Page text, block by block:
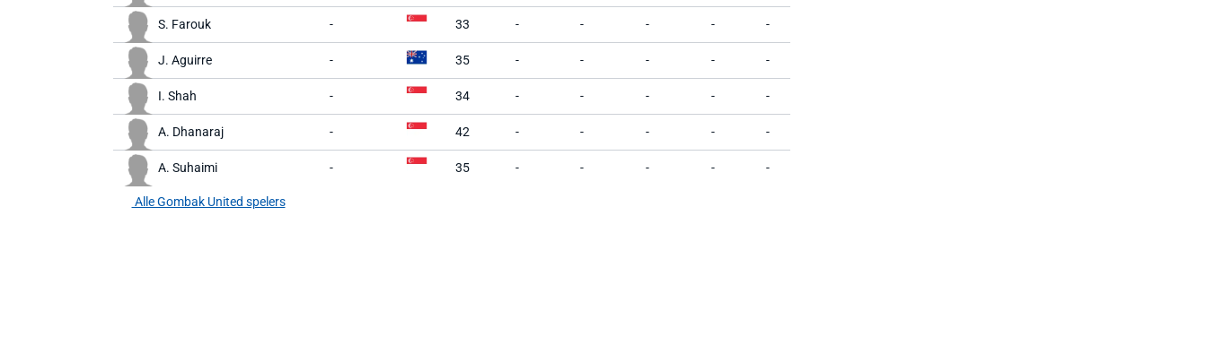
S. Farouk - 33 - - - - -
J. Aguirre - 35 - - - - -
I. Shah - 34 - - - - -
A. Dhanaraj - 42 - - - - -
A. Suhaimi - 35 - - - - -
Alle Gombak United spelers